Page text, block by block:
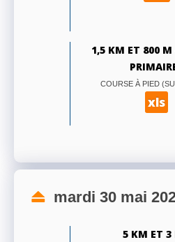
1,5 KM ET 800 M
COURSE À PIED
xls
mardi 30 mai
5 KM ET 3